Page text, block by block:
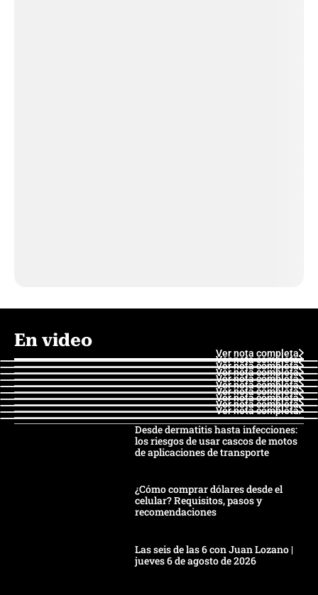
En video
Ver nota completa
Ver nota completa
Ver nota completa
Ver nota completa
Ver nota completa
Ver nota completa
Ver nota completa
Ver nota completa
Ver nota completa
Ver nota completa
Desde dermatitis hasta infecciones:
los riesgos de usar cascos de motos
de aplicaciones de transporte
¿Cómo comprar dólares desde el
celular? Requisitos, pasos y
recomendaciones
Las seis de las 6 con Juan Lozano |
jueves 6 de agosto de 2026